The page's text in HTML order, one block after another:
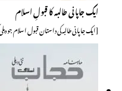
ایک جاپانی طالبہ کا قبولِ اسلام
[ایک جاپانی طالبہ کی داستان قبول اسلام جو